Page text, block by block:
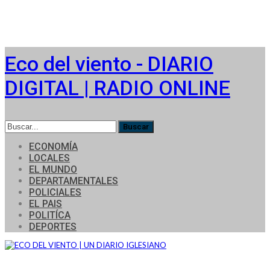
Eco del viento - DIARIO
DIGITAL | RADIO ONLINE
ECONOMÍA
LOCALES
EL MUNDO
DEPARTAMENTALES
POLICIALES
EL PAIS
POLITÍCA
DEPORTES